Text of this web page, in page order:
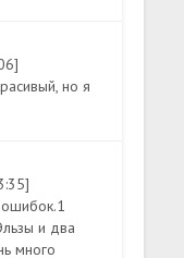
но я
ошибок.1
и два
много